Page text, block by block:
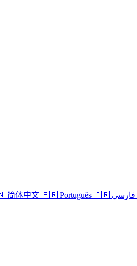
简体中文 🇧🇷 Português